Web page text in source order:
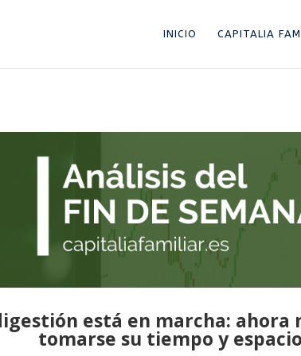
INICIO CAPITALIA
está en marcha: ahora
tomarse su tiempo y